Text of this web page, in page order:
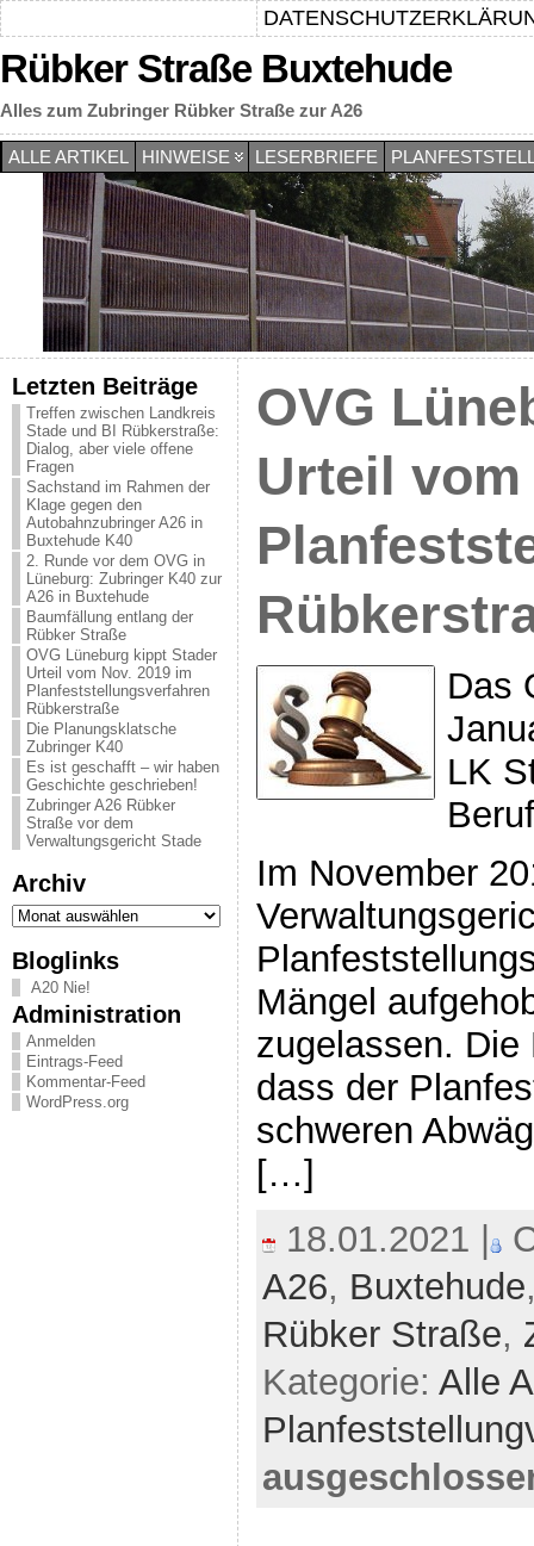
Rübker Straße Buxtehude
Alles zum Zubringer Rübker Straße zur A26
ALLE ARTIKEL HINWEISE LESERBRIEFE
Letzten Beiträge
Treffen zwischen Landkreis
Stade und BI Rübkerstraße:
Dialog, aber viele offene
Fragen
Sachstand im Rahmen der
Klage gegen den
Autobahnzubringer A26 in
Buxtehude K40
2. Runde vor dem OVG in
Lüneburg: Zubringer K40 zur
A26 in Buxtehude
Baumfällung entlang der
Rübker Straße
OVG Lüneburg kippt Stader
Urteil vom Nov. 2019 im
Planfeststellungsverfahren
Rübkerstraße
Die Planungsklatsche
Zubringer K40
Es ist geschafft – wir haben
Geschichte geschrieben!
Zubringer A26 Rübker
Straße vor dem
Verwaltungsgericht Stade
Archiv
Archiv
Bloglinks
A20 Nie!
Administration
Anmelden
Eintrags-Feed
Kommentar-Feed
WordPress.org
OVG
Urteil vom
Das
LK
Im November
Mängel
zugelassen. Die
dass der
schweren
[…]
18.01.2021 |
A26, Buxtehude
Rübker Straße,
Kategorie: Alle